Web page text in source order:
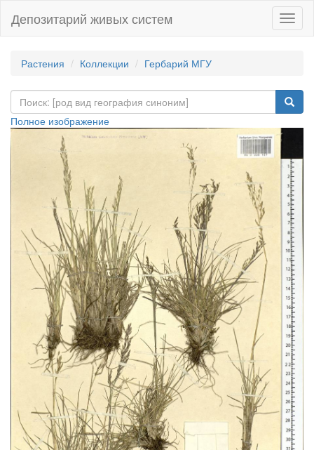
Депозитарий живых систем
Растения Коллекции Гербарий МГУ
Полное изображение